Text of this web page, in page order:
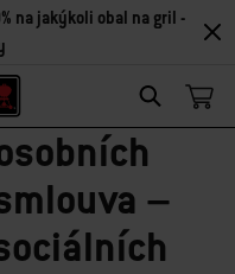
Search
na jakýkoli obal na gril -
–